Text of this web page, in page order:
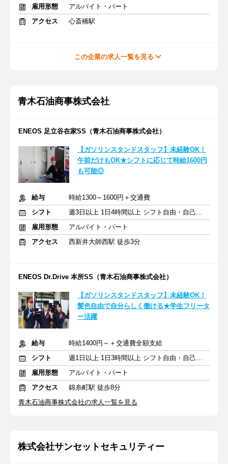
雇用形態
アルバイト・パート
アクセス
心斎橋駅
この企業の求人一覧を見る
青木石油商事株式会社
ENEOS 足立谷在家SS（青木石油商事株式会社）
【ガソリンスタンドスタッフ】未経験OK！
午前だけもOK★シフトに応じて時給1600円
も可能◎
給与
時給1300～1600円＋交通費
シフト
週3日以上 1日4時間以上 シフト自由・自己申告
雇用形態
アルバイト・パート
アクセス
西新井大師西駅 徒歩3分
ENEOS Dr.Drive 本所SS（青木石油商事株式会社）
【ガソリンスタンドスタッフ】未経験OK！
髪色自由で自分らしく働ける★学生フリータ
ー活躍
給与
時給1400円～＋交通費全額支給
シフト
週1日以上 1日3時間以上 シフト自由・自己申告
雇用形態
アルバイト・パート
アクセス
錦糸町駅 徒歩8分
青木石油商事株式会社の求人一覧を見る
株式会社サンセットセキュリティー